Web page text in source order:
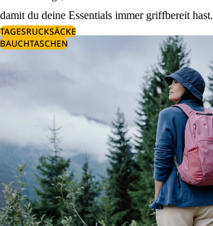
damit du deine Essentials immer griffbereit hast.
TAGESRUCKSÄCKE
BAUCHTASCHEN